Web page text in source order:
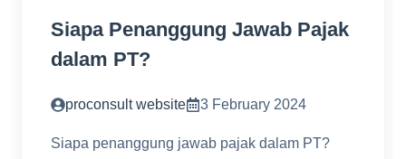
Siapa Penanggung Jawab Pajak
dalam PT?
proconsult website 3 February 2024
Siapa penanggung jawab pajak dalam PT?